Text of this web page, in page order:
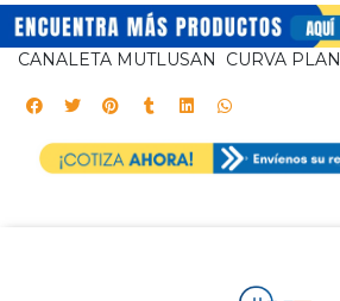
CANALETA MUTLUSAN CURVA